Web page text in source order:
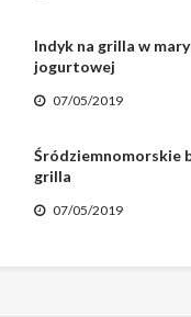
Indyk na grilla w
jogurtowej
07/05/2019
Śródziemnomorskie
grilla
07/05/2019